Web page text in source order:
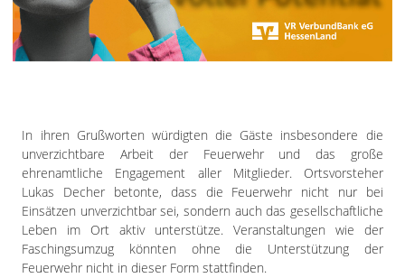
In ihren Grußworten würdigten die Gäste insbesondere die
unverzichtbare Arbeit der Feuerwehr und das große
ehrenamtliche Engagement aller Mitglieder. Ortsvorsteher
Lukas Decher betonte, dass die Feuerwehr nicht nur bei
Einsätzen unverzichtbar sei, sondern auch das gesellschaftliche
Leben im Ort aktiv unterstütze. Veranstaltungen wie der
Faschingsumzug könnten ohne die Unterstützung der
Feuerwehr nicht in dieser Form stattfinden.